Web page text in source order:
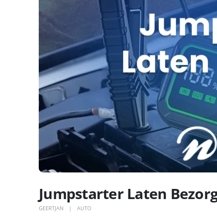
Jumpstarter Laten
GEERTJAN AUTO